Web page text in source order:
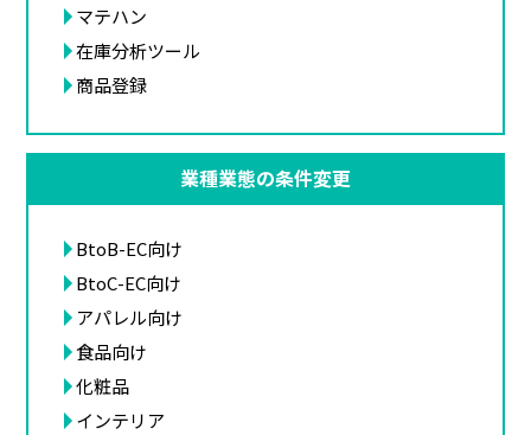
マテハン
在庫分析ツール
商品登録
業種業態の条件変更
BtoB-EC向け
BtoC-EC向け
アパレル向け
食品向け
化粧品
インテリア